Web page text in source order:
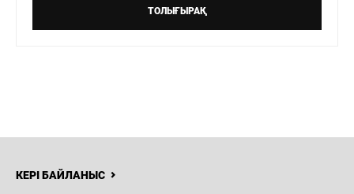
ТОЛЫҒЫРАҚ
КЕРІ БАЙЛАНЫС